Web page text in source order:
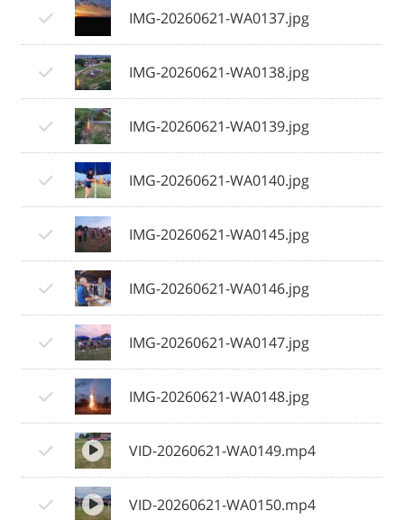
IMG-20260621-WA0137.jpg
IMG-20260621-WA0138.jpg
IMG-20260621-WA0139.jpg
IMG-20260621-WA0140.jpg
IMG-20260621-WA0145.jpg
IMG-20260621-WA0146.jpg
IMG-20260621-WA0147.jpg
IMG-20260621-WA0148.jpg
VID-20260621-WA0149.mp4
VID-20260621-WA0150.mp4